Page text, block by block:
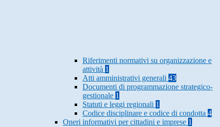
Riferimenti normativi su organizzazione e
attività 1
Atti amministrativi generali 43
Documenti di programmazione strategico-
gestionale 1
Statuti e leggi regionali 1
Codice disciplinare e codice di condotta 4
Oneri informativi per cittadini e imprese 1